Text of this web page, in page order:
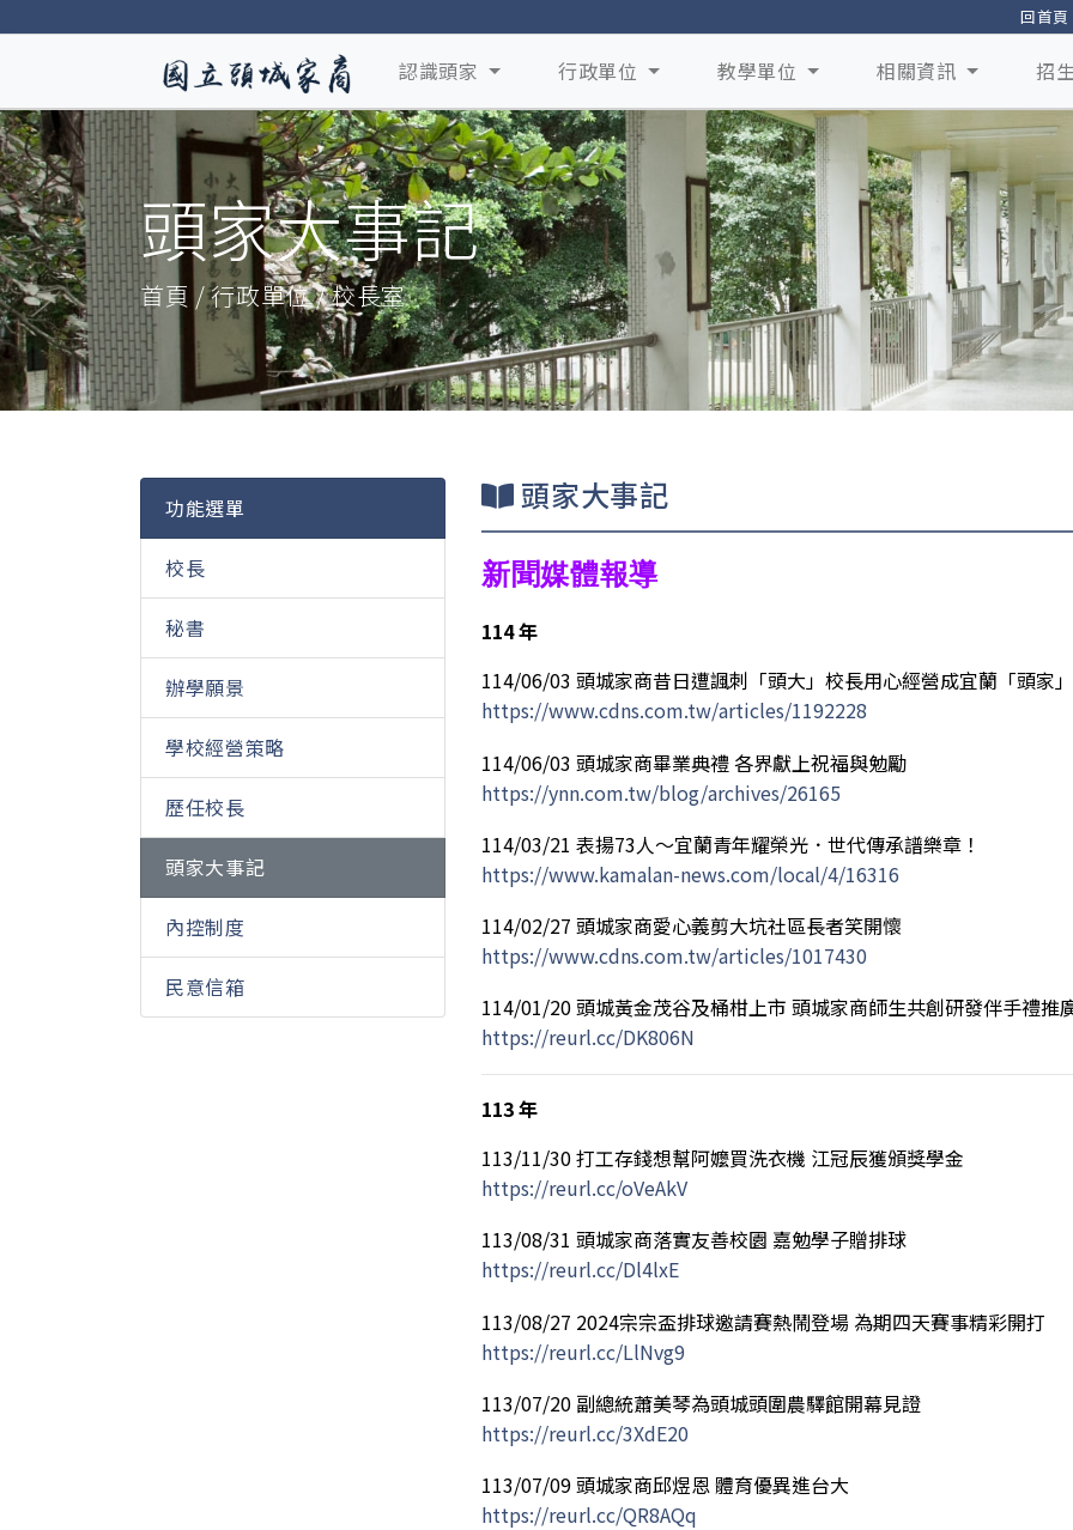
回首頁
認識頭家 行政單位 教學單位 相關資訊 招
頭家大事記
首頁 / 行政單位 / 校長室
功能選單
校長
秘書
辦學願景
學校經營策略
歷任校長
頭家大事記
內控制度
民意信箱
頭家大事記
新聞媒體報導
114 年
114/06/03 頭城家商昔日遭諷刺「頭大」校長用心經營成宜蘭「頭家」
https://www.cdns.com.tw/articles/1192228
114/06/03 頭城家商畢業典禮 各界獻上祝福與勉勵
https://ynn.com.tw/blog/archives/26165
114/03/21 表揚73人～宜蘭青年耀榮光．世代傳承譜樂章！
https://www.kamalan-news.com/local/4/16316
114/02/27 頭城家商愛心義剪大坑社區長者笑開懷
https://www.cdns.com.tw/articles/1017430
114/01/20 頭城黃金茂谷及桶柑上市 頭城家商師生共創研發伴手禮推
https://reurl.cc/DK806N
113 年
113/11/30 打工存錢想幫阿嬤買洗衣機 江冠辰獲頒獎學金
https://reurl.cc/oVeAkV
113/08/31 頭城家商落實友善校園 嘉勉學子贈排球
https://reurl.cc/Dl4lxE
113/08/27 2024宗宗盃排球邀請賽熱鬧登場 為期四天賽事精彩開打
https://reurl.cc/LlNvg9
113/07/20 副總統蕭美琴為頭城頭圍農驛館開幕見證
https://reurl.cc/3XdE20
113/07/09 頭城家商邱煜恩 體育優異進台大
https://reurl.cc/QR8AQq